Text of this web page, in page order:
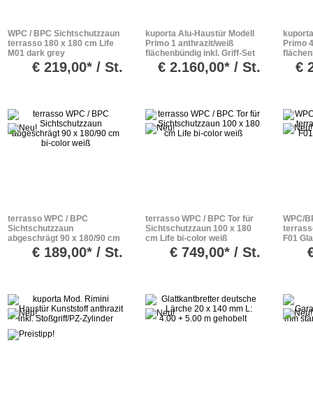
WPC / BPC Sichtschutzzaun
terrasso 180 x 180 cm Life
M01 dark grey
€ 219,00* / St.
kuporta Alu-Haustür Modell
Primo 1 anthrazit/weiß
flächenbündig inkl. Griff-Set
€ 2.160,00* / St.
Primo
€
terrasso WPC / BPC
Sichtschutzzaun
abgeschrägt 90 x 180/90 cm
bi-color weiß
€ 189,00* / St.
terrasso WPC / BPC Tor für
Sichtschutzzaun 100 x 180
cm Life bi-color weiß
€ 749,00* / St.
WPC/
F01